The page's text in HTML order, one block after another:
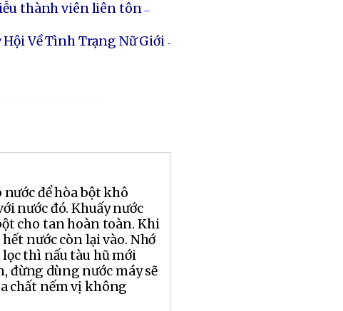
thành viên liên tôn --
Hội Về Tình Trạng Nữ Giới -
nước để hòa bột khô
nước đó. Khuấy nước
cho tan hoàn toàn. Khi
nước còn lại vào. Nhớ
thì nấu tàu hũ mới
đừng dùng nước máy sẽ
chất nếm vị không